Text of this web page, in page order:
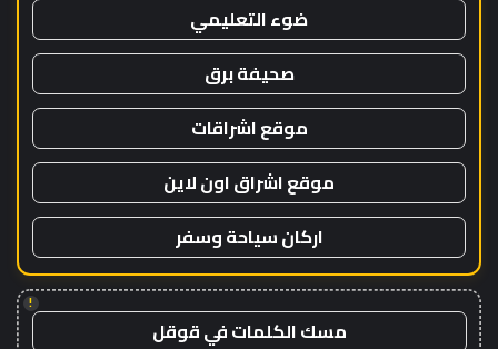
ضوء التعليمي
صحيفة برق
موقع اشراقات
موقع اشراق اون لاين
اركان سياحة وسفر
!
مسك الكلمات في قوقل